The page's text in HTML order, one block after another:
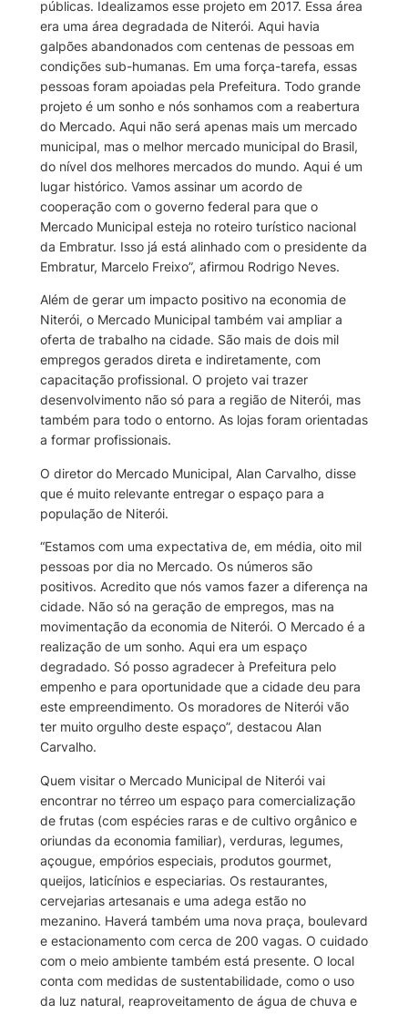
públicas. Idealizamos esse projeto em 2017. Essa área
era uma área degradada de Niterói. Aqui havia
galpões abandonados com centenas de pessoas em
condições sub-humanas. Em uma força-tarefa, essas
pessoas foram apoiadas pela Prefeitura. Todo grande
projeto é um sonho e nós sonhamos com a reabertura
do Mercado. Aqui não será apenas mais um mercado
municipal, mas o melhor mercado municipal do Brasil,
do nível dos melhores mercados do mundo. Aqui é um
lugar histórico. Vamos assinar um acordo de
cooperação com o governo federal para que o
Mercado Municipal esteja no roteiro turístico nacional
da Embratur. Isso já está alinhado com o presidente da
Embratur, Marcelo Freixo”, afirmou Rodrigo Neves.
Além de gerar um impacto positivo na economia de
Niterói, o Mercado Municipal também vai ampliar a
oferta de trabalho na cidade. São mais de dois mil
empregos gerados direta e indiretamente, com
capacitação profissional. O projeto vai trazer
desenvolvimento não só para a região de Niterói, mas
também para todo o entorno. As lojas foram orientadas
a formar profissionais.
O diretor do Mercado Municipal, Alan Carvalho, disse
que é muito relevante entregar o espaço para a
população de Niterói.
“Estamos com uma expectativa de, em média, oito mil
pessoas por dia no Mercado. Os números são
positivos. Acredito que nós vamos fazer a diferença na
cidade. Não só na geração de empregos, mas na
movimentação da economia de Niterói. O Mercado é a
realização de um sonho. Aqui era um espaço
degradado. Só posso agradecer à Prefeitura pelo
empenho e para oportunidade que a cidade deu para
este empreendimento. Os moradores de Niterói vão
ter muito orgulho deste espaço”, destacou Alan
Carvalho.
Quem visitar o Mercado Municipal de Niterói vai
encontrar no térreo um espaço para comercialização
de frutas (com espécies raras e de cultivo orgânico e
oriundas da economia familiar), verduras, legumes,
açougue, empórios especiais, produtos gourmet,
queijos, laticínios e especiarias. Os restaurantes,
cervejarias artesanais e uma adega estão no
mezanino. Haverá também uma nova praça, boulevard
e estacionamento com cerca de 200 vagas. O cuidado
com o meio ambiente também está presente. O local
conta com medidas de sustentabilidade, como o uso
da luz natural, reaproveitamento de água de chuva e